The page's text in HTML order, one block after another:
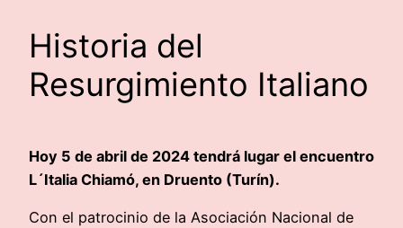
Historia del
Resurgimiento Italiano
Hoy 5 de abril de 2024 tendrá lugar el encuentro
L´Italia Chiamó, en Druento (Turín).
Con el patrocinio de la Asociación Nacional de